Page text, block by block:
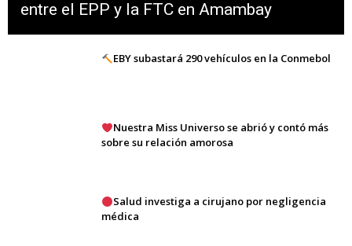
entre el EPP y la FTC en Amambay
EBY subastará 290 vehículos en la Conmebol
Nuestra Miss Universo se abrió y contó más
sobre su relación amorosa
Salud investiga a cirujano por negligencia
médica